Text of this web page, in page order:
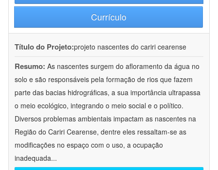
Currículo
Título do Projeto:projeto nascentes do cariri cearense
Resumo: As nascentes surgem do afloramento da água no
solo e são responsáveis pela formação de rios que fazem
parte das bacias hidrográficas, a sua importância ultrapassa
o meio ecológico, integrando o meio social e o político.
Diversos problemas ambientais impactam as nascentes na
Região do Cariri Cearense, dentre eles ressaltam-se as
modificações no espaço com o uso, a ocupação
inadequada...